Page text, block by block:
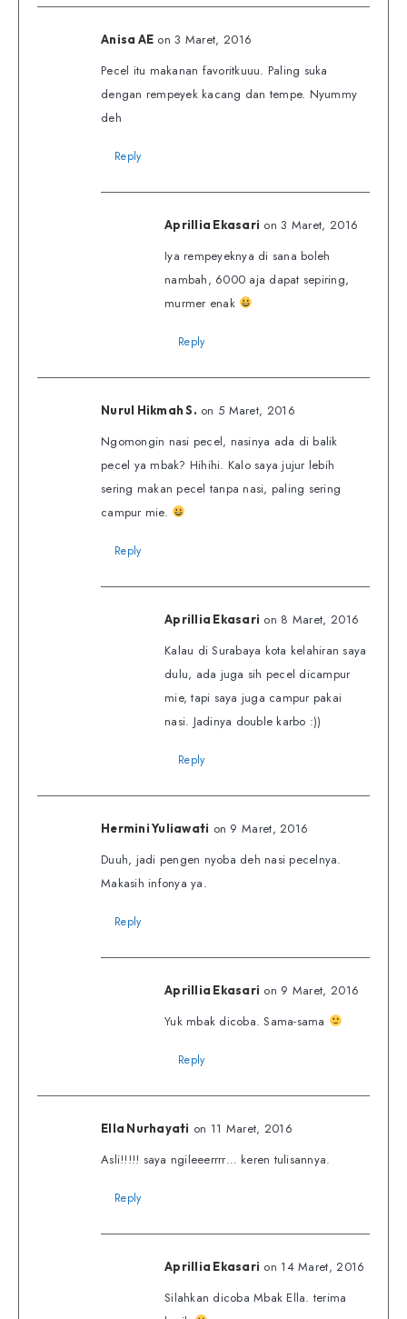
Anisa AE on 3 Maret, 2016
Pecel itu makanan favoritkuuu. Paling suka
dengan rempeyek kacang dan tempe. Nyummy
deh
Reply
Aprillia Ekasari on 3 Maret, 2016
Iya rempeyeknya di sana boleh
nambah, 6000 aja dapat sepiring,
murmer enak
Reply
Nurul Hikmah S. on 5 Maret, 2016
Ngomongin nasi pecel, nasinya ada di balik
pecel ya mbak? Hihihi. Kalo saya jujur lebih
sering makan pecel tanpa nasi, paling sering
campur mie.
Reply
Aprillia Ekasari on 8 Maret, 2016
Kalau di Surabaya kota kelahiran saya
dulu, ada juga sih pecel dicampur
mie, tapi saya juga campur pakai
nasi. Jadinya double karbo :))
Reply
Hermini Yuliawati on 9 Maret, 2016
Duuh, jadi pengen nyoba deh nasi pecelnya.
Makasih infonya ya.
Reply
Aprillia Ekasari on 9 Maret, 2016
Yuk mbak dicoba. Sama-sama
Reply
Ella Nurhayati on 11 Maret, 2016
Asli!!!!! saya ngileeerrrr… keren tulisannya.
Reply
Aprillia Ekasari on 14 Maret, 2016
Silahkan dicoba Mbak Ella. terima